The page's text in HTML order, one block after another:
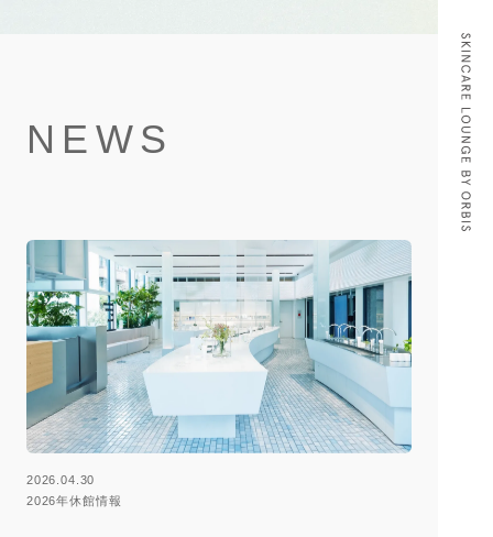
NEWS
2026.04.30
2026年休館情報